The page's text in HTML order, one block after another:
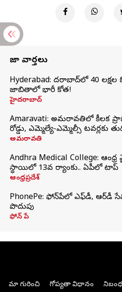
తాజా వార్తలు
Hyderabad: హైదరాబాద్‌లో 40 లక్షల
జాబితాలో భారీ కోత!
హైదరాబాద్
Amaravati: అమరావతిలో కీలక
రోడ్డు, ఎమ్మెల్యే-ఎమ్మెల్సీ టవర్లకు
అమరావతి
Andhra Medical College:
స్థాయిలో 13వ ర్యాంకు.. ఏపీలో టాప్
ఆంధ్రప్రదేశ్
PhonePe: ఫోన్‌పేలో ఎఫ్‌డీ, ఆర్‌డీ
పొదుపు
ఫోన్‌ పే
మా గురించి గోప్యతా విధానం